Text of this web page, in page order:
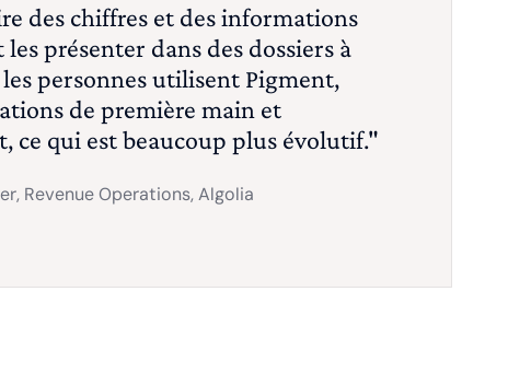
des chiffres et des informations
présenter dans des dossiers à
personnes utilisent Pigment,
de première main et
ce qui est beaucoup plus évolutif."
Revenue Operations, Algolia